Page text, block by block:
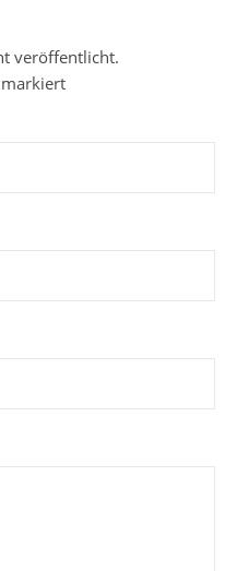
veröffentlicht.
markiert